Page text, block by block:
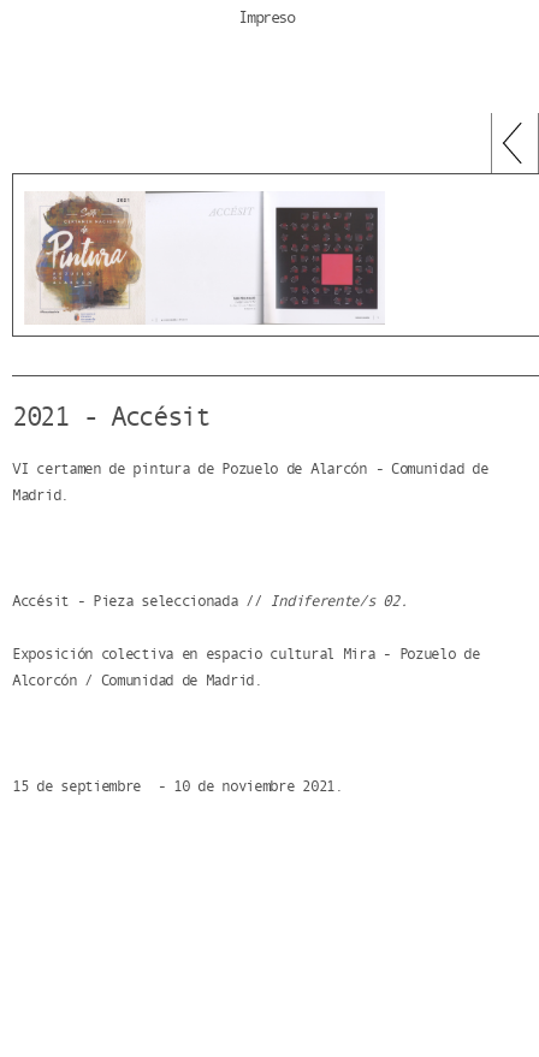
Impreso
2021 - Accésit
VI certamen de pintura de Pozuelo de Alarcón - Comunidad de
Madrid.
Accésit - Pieza seleccionada // Indiferente/s 02.
Exposición colectiva en espacio cultural Mira - Pozuelo de
Alcorcón / Comunidad de Madrid.
15 de septiembre - 10 de noviembre 2021.